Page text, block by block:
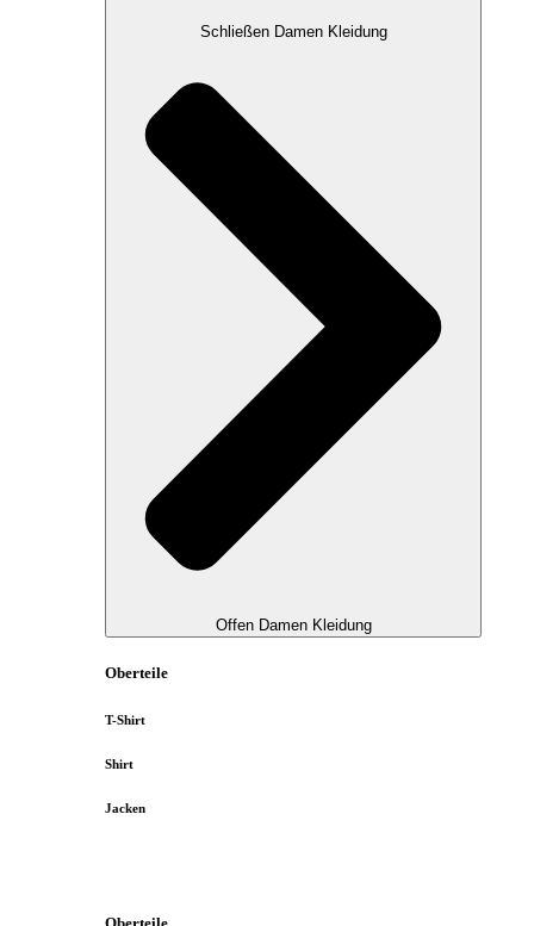
Schließen Damen Kleidung
Offen Damen Kleidung
Oberteile
T-Shirt
Shirt
Jacken